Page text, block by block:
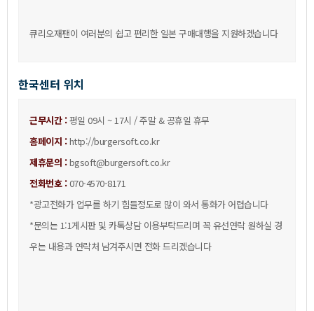
큐리오재팬이여러분의쉽고편리한일본구매대행을지원하겠습니다
한국센터위치
근무시간:평일09시~17시/주말&공휴일휴무
홈페이지: http://burgersoft.co.kr
제휴문의:bgsoft@burgersoft.co.kr
전화번호:070-4570-8171
*광고전화가업무를하기힘들정도로많이와서통화가어렵습니다
*문의는1:1게시판및카톡상담이용부탁드리며꼭유선연락원하실경
우는내용과연락처남겨주시면전화드리겠습니다